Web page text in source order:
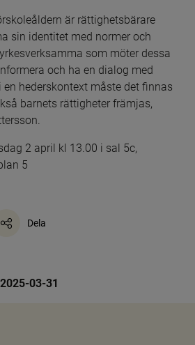
är rättighetsbärare
sin identitet med normer och
som möter dessa
och ha en dialog med
hederskontext måste det finnas
barnets rättigheter främjas,
2 april kl 13.00 i sal 5c,
5
Dela
2025-03-31